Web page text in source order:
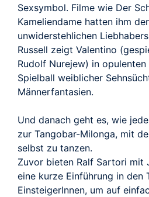
Sex­symbol. Filme wie Der
Kameliendame hatten ihm
unwiderstehlichen
Russell zeigt Valentino
Rudolf Nurejew) in opulenten
Spielball weiblicher
Männerfantasien.
Und danach geht es, wie
zur Tangobar-Milonga, mit
selbst zu tanzen.
Zuvor bieten Ralf Sartori mit
eine kurze Einführung in den
EinsteigerInnen, um auf